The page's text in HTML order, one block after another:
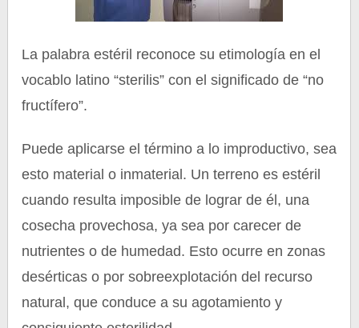
La palabra estéril reconoce su etimología en el
vocablo latino “sterilis” con el significado de “no
fructífero”.
Puede aplicarse el término a lo improductivo, sea
esto material o inmaterial. Un terreno es estéril
cuando resulta imposible de lograr de él, una
cosecha provechosa, ya sea por carecer de
nutrientes o de humedad. Esto ocurre en zonas
desérticas o por sobreexplotación del recurso
natural, que conduce a su agotamiento y